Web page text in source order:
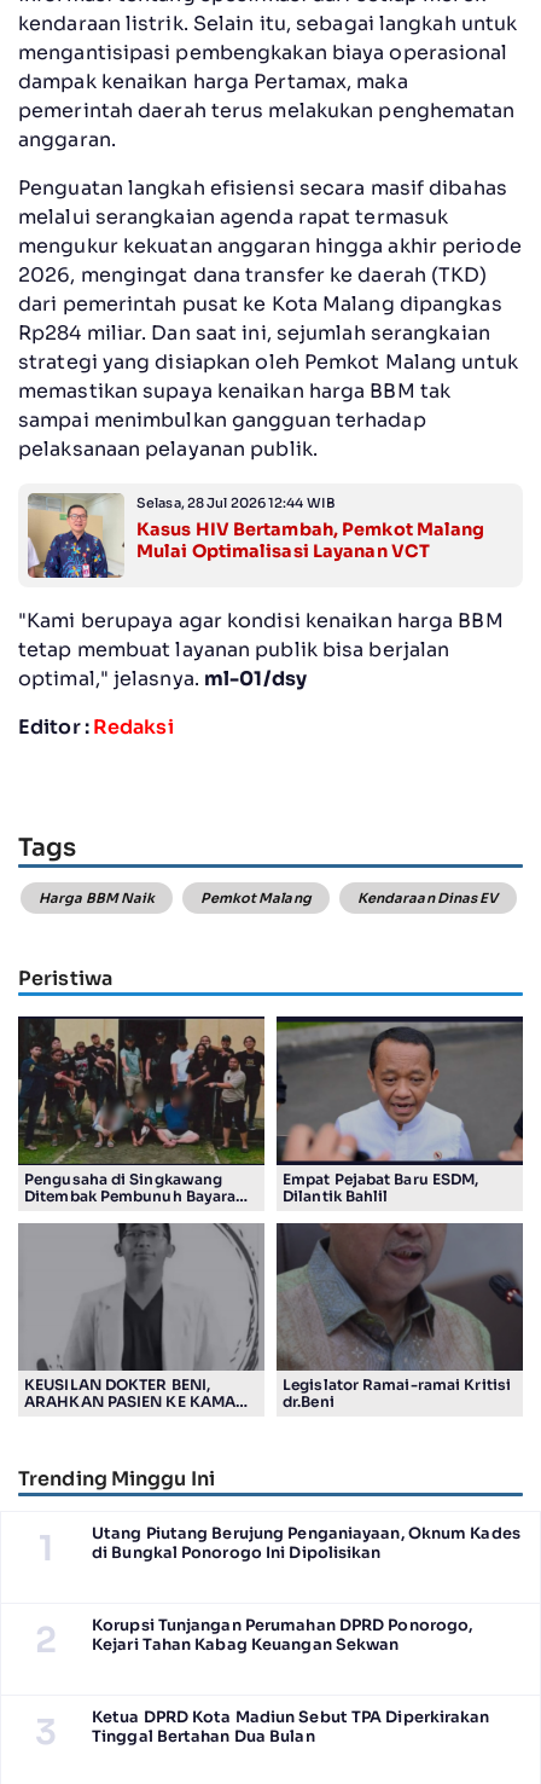
kendaraan listrik. Selain itu, sebagai langkah untuk
mengantisipasi pembengkakan biaya operasional
dampak kenaikan harga Pertamax, maka
pemerintah daerah terus melakukan penghematan
anggaran.
Penguatan langkah efisiensi secara masif dibahas
melalui serangkaian agenda rapat termasuk
mengukur kekuatan anggaran hingga akhir periode
2026, mengingat dana transfer ke daerah (TKD)
dari pemerintah pusat ke Kota Malang dipangkas
Rp284 miliar. Dan saat ini, sejumlah serangkaian
strategi yang disiapkan oleh Pemkot Malang untuk
memastikan supaya kenaikan harga BBM tak
sampai menimbulkan gangguan terhadap
pelaksanaan pelayanan publik.
Selasa, 28 Jul 2026 12:44 WIB
Kasus HIV Bertambah, Pemkot Malang
Mulai Optimalisasi Layanan VCT
"Kami berupaya agar kondisi kenaikan harga BBM
tetap membuat layanan publik bisa berjalan
optimal," jelasnya. ml-01/dsy
Editor :Redaksi
Tags
Harga BBM Naik Pemkot Malang Kendaraan Dinas EV
Peristiwa
Pengusaha di Singkawang
Ditembak Pembunuh Bayaran
Empat Pejabat Baru ESDM,
Dilantik Bahlil
KEUSILAN DOKTER BENI,
ARAHKAN PASIEN KE KAMAR
Legislator Ramai-ramai Kritisi
dr.Beni
Trending Minggu Ini
1
Utang Piutang Berujung Penganiayaan, Oknum Kades
di Bungkal Ponorogo Ini Dipolisikan
2
Korupsi Tunjangan Perumahan DPRD Ponorogo,
Kejari Tahan Kabag Keuangan Sekwan
3
Ketua DPRD Kota Madiun Sebut TPA Diperkirakan
Tinggal Bertahan Dua Bulan